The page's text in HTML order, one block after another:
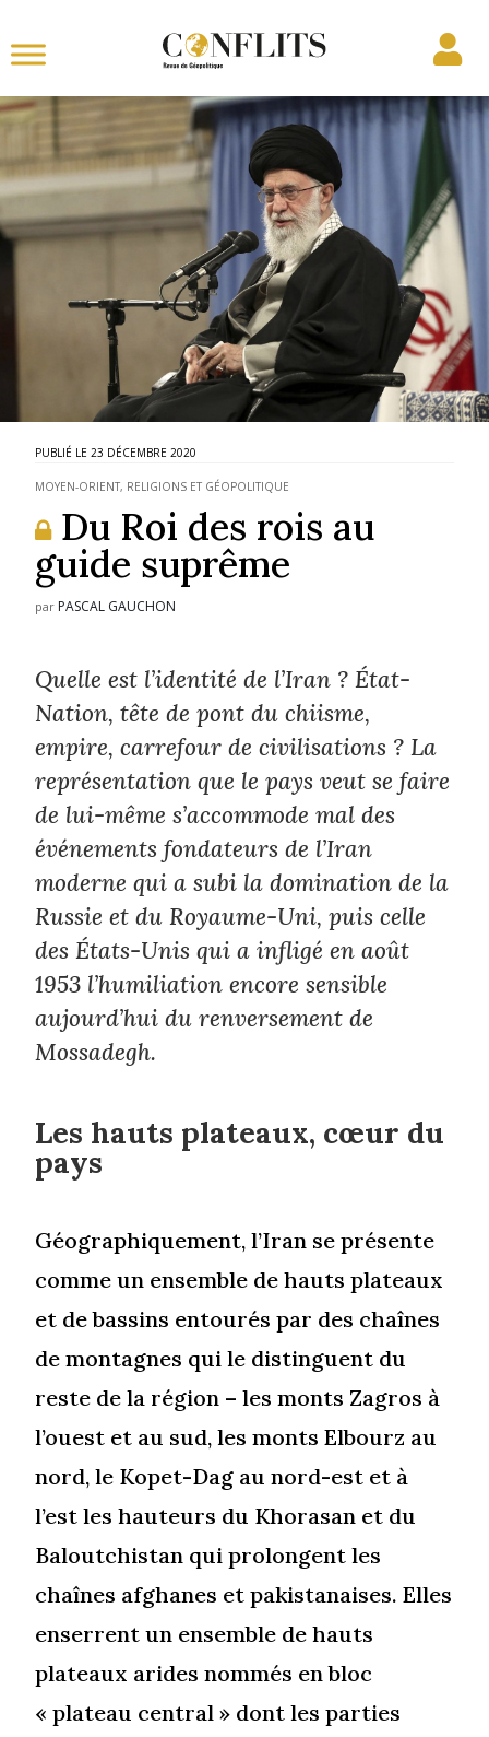
23 DÉCEMBRE 2020
MOYEN-ORIENT, RELIGIONS ET GÉOPOLITIQUE
Du Roi des rois au
guide suprême
par PASCAL GAUCHON
Quelle est l’identité de l’Iran ? État-
Nation, tête de pont du chiisme,
empire, carrefour de civilisations ? La
représentation que le pays veut se faire
de lui-même s’accommode mal des
événements fondateurs de l’Iran
moderne qui a subi la domination de la
Russie et du Royaume-Uni, puis celle
des États-Unis qui a infligé en août
1953 l’humiliation encore sensible
aujourd’hui du renversement de
Mossadegh.
Les hauts plateaux, cœur du
pays
Géographiquement, l’Iran se présente
comme un ensemble de hauts plateaux
et de bassins entourés par des chaînes
de montagnes qui le distinguent du
reste de la région – les monts Zagros à
l’ouest et au sud, les monts Elbourz au
nord, le Kopet-Dag au nord-est et à
l’est les hauteurs du Khorasan et du
Baloutchistan qui prolongent les
chaînes afghanes et pakistanaises. Elles
enserrent un ensemble de hauts
plateaux arides nommés en bloc
« plateau central » dont les parties